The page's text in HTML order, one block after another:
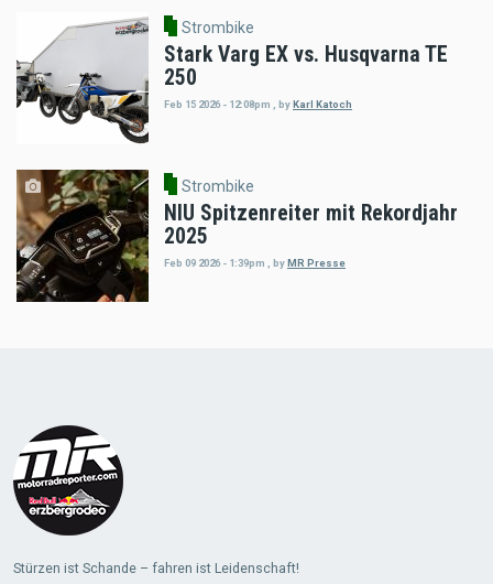
Strombike
Stark Varg EX vs. Husqvarna TE
250
Feb 15 2026 - 12:08pm , by Karl Katoch
Strombike
NIU Spitzenreiter mit Rekordjahr
2025
Feb 09 2026 - 1:39pm , byMR Presse
Stürzen ist Schande – fahren ist Leidenschaft!